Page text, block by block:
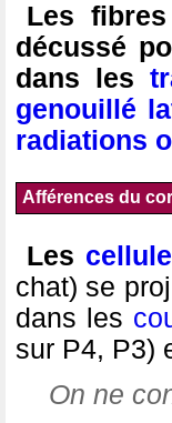
Les
décussé
dans les
genouillé
radiations
Afférences du
Les
chat) se
dans les
sur P4, P3)
On ne